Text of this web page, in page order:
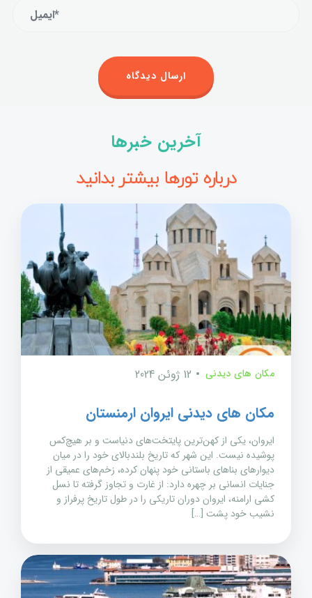
آخرین خبرها
درباره تورها بیشتر بدانید
مکان های دیدنی 12 ژوئن 2024
مکان های دیدنی ایروان ارمنستان
ایروان، یکی از کهن‌ترین پایتخت‌های دنیاست و بر هیچ‌کس
پوشیده نیست. این شهر که تاریخ بلندبالای خود را در میان
دیوارهای بناهای باستانی خود پنهان کرده، زخم‌های عمیقی از
جنایات انسانی بر چهره دارد: از غارت و تجاوز گرفته تا نسل
کشی ارامنه، ایروان دوران تاریکی را در طول تاریخ پرفراز و
نشیب خود پشت […]